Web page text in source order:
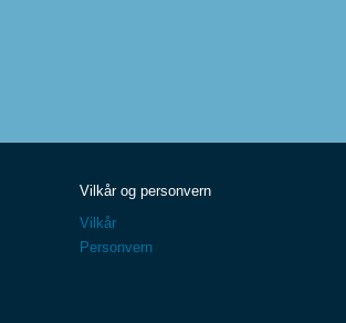
Vilkår og personvern
Vilkår
Personvern